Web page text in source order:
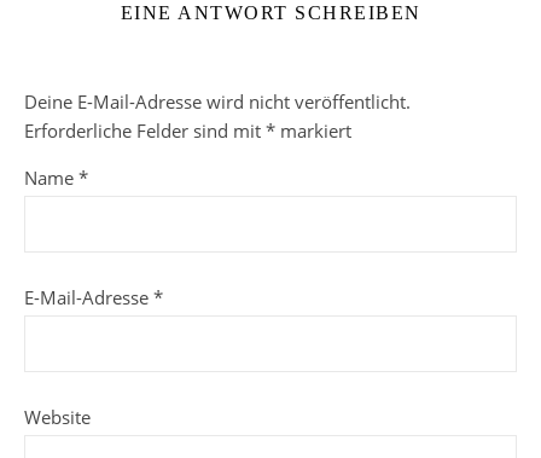
EINE ANTWORT SCHREIBEN
Deine E-Mail-Adresse wird nicht veröffentlicht.
Erforderliche Felder sind mit * markiert
Name *
E-Mail-Adresse *
Website